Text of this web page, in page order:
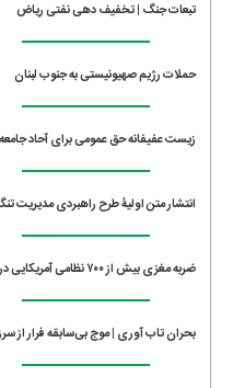
تبعات جنگ | تخفیف دهی نفتی ریاض
حملات رژیم صهیونیستی به جنوب لبنان
زیست عفیفانه حق عمومی برای آحاد
انتشار متن اولیۀ طرح راهبردی مدیریت
ضربه مغزی بیش از ۷۰۰ نظامی آمریکایی در حملات ایران
بحران تاب آوری | موج بی‌سابقه فرار از